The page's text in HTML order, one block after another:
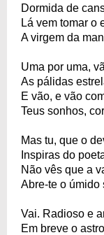
Dormida de
Lá vem tomar o
A virgem da
Uma por uma,
As pálidas
E vão, e vão
Teus sonhos,
Mas tu, que o
Inspiras do
Não vês que a
Abre-te o úmido
Vai. Radioso e
Em breve o